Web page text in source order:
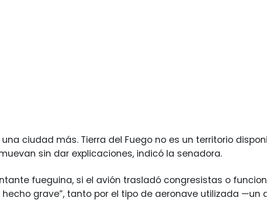
una ciudad más. Tierra del Fuego no es un territorio
sin dar explicaciones, indicó la senadora.
fueguina, si el avión trasladó congresistas o
grave”, tanto por el tipo de aeronave utilizada